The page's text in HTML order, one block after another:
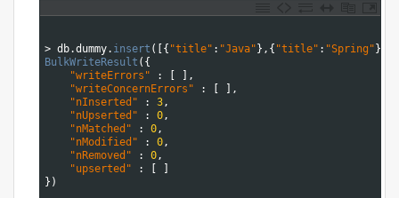
> db.dummy. insert ( [{ "title" : "Java"} , { "title" : "Spring"}
BulkWriteResult ( {
"writeErrors"
: [ ] ,
"writeConcernErrors"
: [ ] ,
"nInserted"
: 3 ,
"nUpserted"
: 0 ,
"nMatched"
: 0 ,
"nModified"
: 0 ,
"nRemoved"
: 0 ,
"upserted"
: [
]
} )